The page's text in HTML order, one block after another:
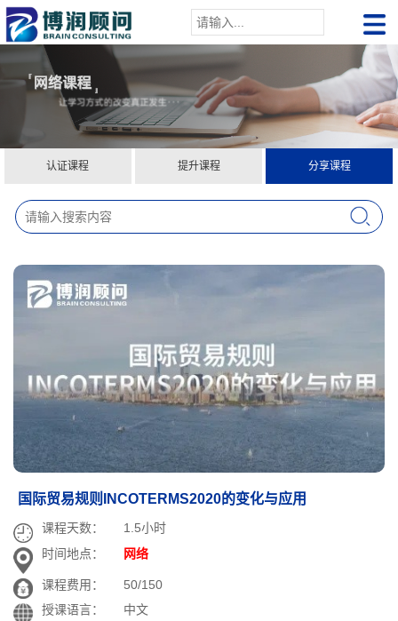
认证课程 提升课程 分享课程
国际贸易规则INCOTERMS2020的变化与应用
课程天数：
1.5小时
时间地点：
网络
课程费用：
50/150
授课语言：
中文